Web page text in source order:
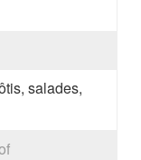
salades,